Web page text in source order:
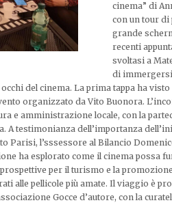
cinema” di
con un tour di
grande
recenti
svoltasi a
di immergersi
del cinema. La prima tappa ha
organizzato da Vito Buonora.
e amministrazione locale, con la
A testimonianza dell’importanza
Parisi, l’sssessore al Bilancio
ha esplorato come il cinema possa
per il turismo e la
alle pellicole più amate. Il viaggio è
Gocce d’autore, con la